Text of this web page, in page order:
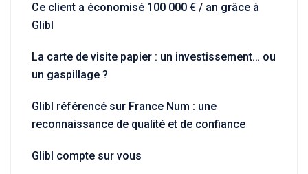
Ce client a économisé 100 000 € / an grâce à
Glibl
La carte de visite papier : un investissement… ou
un gaspillage ?
Glibl référencé sur France Num : une
reconnaissance de qualité et de confiance
Glibl compte sur vous